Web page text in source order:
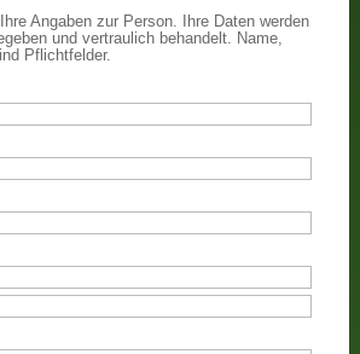
Angaben zur Person. Ihre Daten werden
und vertraulich behandelt. Name,
Pflichtfelder.